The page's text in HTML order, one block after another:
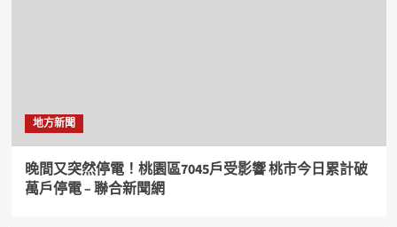
地方新聞
晚間又突然停電！桃園區7045戶受影響 桃市今日累計破
萬戶停電 – 聯合新聞網